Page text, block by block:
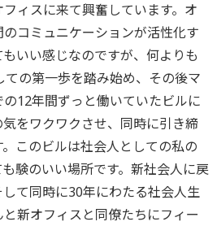
ィスに来て興奮しています。オ
コミュニケーションが活性化す
いい感じなのですが、何よりも
の第一歩を踏み始め、その後マ
12年間ずっと働いていたビルに
をワクワクさせ、同時に引き締
このビルは社会人としての私の
験のいい場所です。新社会人に戻
て同時に30年にわたる社会人生
新オフィスと同僚たちにフィー